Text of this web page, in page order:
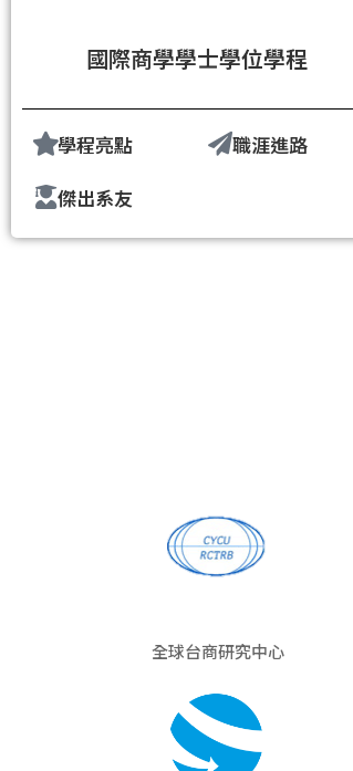
國際商學學士學位學程
學程亮點
傑出系友
職涯進路
全球台商研究中心